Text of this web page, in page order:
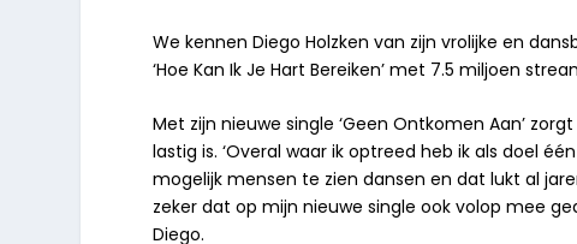
We kennen Diego Holzken van zijn vrolijke en
‘Hoe Kan Ik Je Hart Bereiken’ met 7.5 miljoen
Met zijn nieuwe single ‘Geen Ontkomen Aan’
lastig is. ‘Overal waar ik optreed heb ik als doel
mogelijk mensen te zien dansen en dat lukt al
zeker dat op mijn nieuwe single ook volop mee
Diego.